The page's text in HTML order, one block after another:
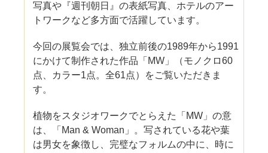
写真や『週刊朝日』の表紙写真、ホテルのアー
トワークなど多方面で活躍しています。
今回の展覧会では、独立前後の1989年から1991
にかけて制作された作品「MW」（モノクロ60
点、カラー1点。全61点）をご覧いただきま
す。
植物をスタジオワークでとらえた「MW」の意
は、「Man & Woman」。写されている花や葉
は男女を象徴し、完璧なフォルムの中に、時に